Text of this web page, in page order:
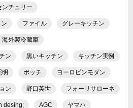
ンチュリー
ファイル グレーキッチン
海外製冷蔵庫
ン 黒いキッチン キッチン実例
明 ボッチ ヨーロピンモダン
ン 野口英世 フォーリサローネ
desing; AGC ヤマハ